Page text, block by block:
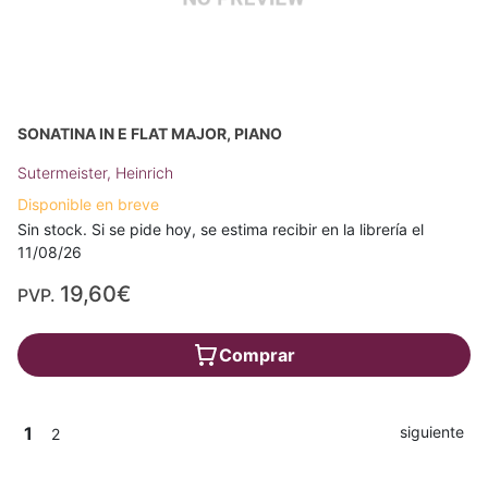
SONATINA IN E FLAT MAJOR, PIANO
Sutermeister, Heinrich
Disponible en breve
Sin stock. Si se pide hoy, se estima recibir en la librería el
11/08/26
PVP. 19,60€
Comprar
1 2 siguiente